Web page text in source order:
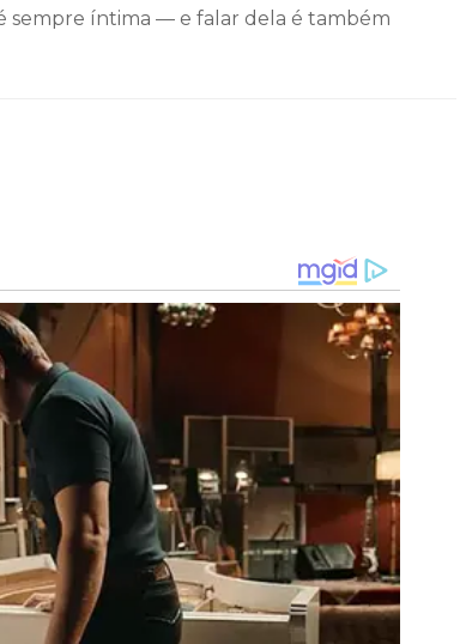
sempre íntima — e falar dela é também